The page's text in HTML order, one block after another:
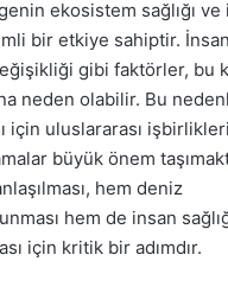
ekosistem sağlığı ve
bir etkiye sahiptir. İnsan
gibi faktörler, bu
neden olabilir. Bu
için uluslararası
büyük önem
hem deniz
hem de insan
için kritik bir adımdır.